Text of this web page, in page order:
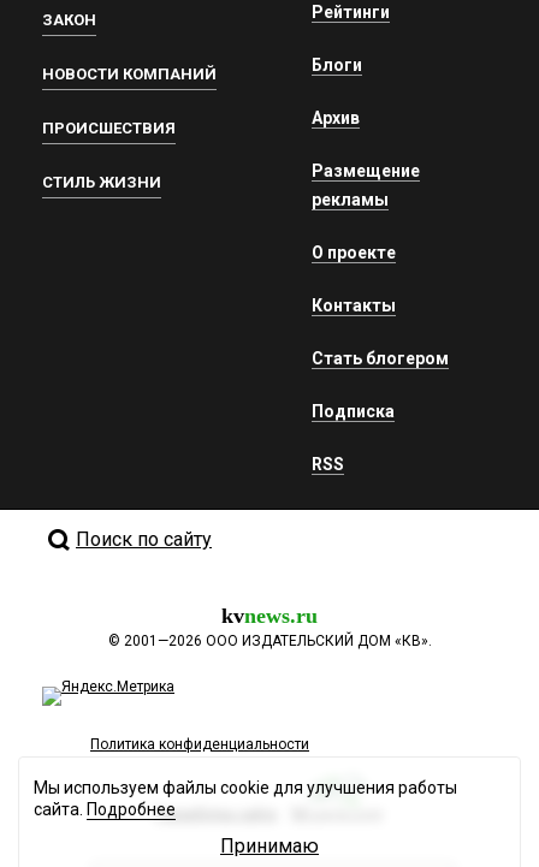
ЗАКОН
НОВОСТИ КОМПАНИЙ
ПРОИСШЕСТВИЯ
СТИЛЬ ЖИЗНИ
Рейтинги
Блоги
Архив
Размещение
рекламы
О проекте
Контакты
Стать блогером
Подписка
RSS
Поиск по сайту
kvnews.ru
© 2001—2026 ООО ИЗДАТЕЛЬСКИЙ ДОМ «КВ».
Политика конфиденциальности
Разработка сайта
Мы используем файлы cookie для улучшения работы
сайта. Подробнее
Принимаю